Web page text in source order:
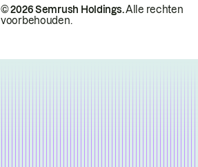
© 2026 Semrush Holdings.Alle rechten
voorbehouden.